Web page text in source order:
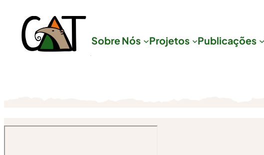
para
Sobre Nós Projetos Publicações